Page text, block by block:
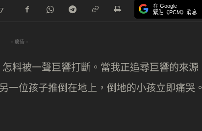
在 Google
緊貼《PCM》消息
- 廣告 -
料被一聲巨響打斷。當我正追尋巨響的來源
一位孩子推倒在地上，倒地的小孩立即痛哭。